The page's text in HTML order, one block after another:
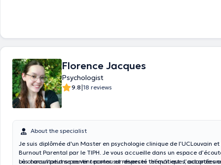
Florence Jacques
Psychologist
9.8|18 reviews
About the specialist
Je suis diplômée d'un Master en psychologie clinique de l’UCLouvain
Burnout Parental par le TIPH. Je vous accueille dans un espace
où chacun peut se sentir reconnu et respecté tel qu’il est. J’accorde
Les consultations peuvent porter sur diverses thématiques, adaptées